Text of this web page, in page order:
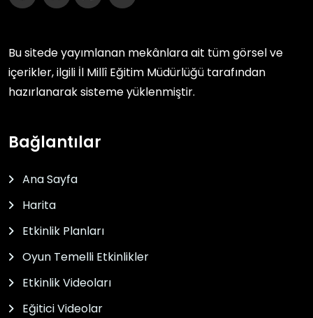
Bu sitede yayımlanan mekânlara ait tüm görsel ve
içerikler, ilgili İl Millî Eğitim Müdürlüğü tarafından
hazırlanarak sisteme yüklenmiştir.
Bağlantılar
Ana Sayfa
Harita
Etkinlik Planları
Oyun Temelli Etkinlikler
Etkinlik Videoları
Eğitici Videolar